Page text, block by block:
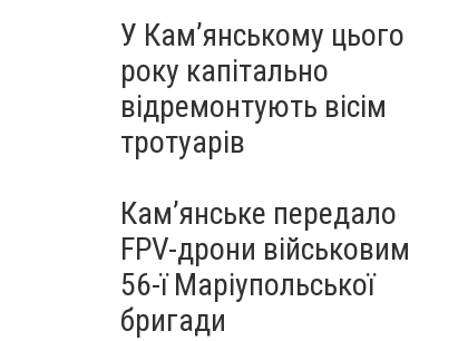
У Кам’янському цього
року капітально
відремонтують вісім
тротуарів
Кам’янське передало
FPV-дрони військовим
56-ї Маріупольської
бригади